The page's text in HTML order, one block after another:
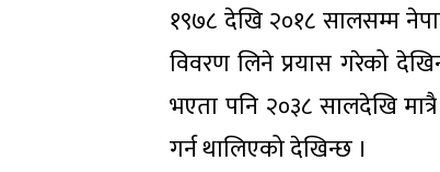
१९७८ देखि २०१८ सालसम्म
विवरण लिने प्रयास गरेको
भएता पनि २०३८ सालदेखि
गर्न थालिएको देखिन्छ ।